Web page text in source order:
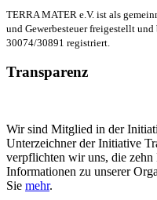
TERRA MATER e.V. ist als
und Gewerbesteuer freigestellt
30074/30891 registriert.
Transparenz
Wir sind Mitglied in der
Unterzeichner der Initiative
verpflichten wir uns, die zehn
Informationen zu unserer
Sie mehr.